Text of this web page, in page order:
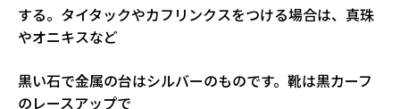
する。タイタックやカフリンクスをつける場合は、真珠
やオニキスなど
黒い石で金属の台はシルバーのものです。靴は黒カーフ
のレースアップで